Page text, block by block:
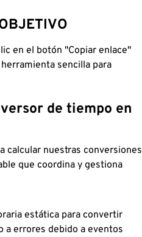
en el botón "Copiar enlace"
sencilla para
de tiempo en
calcular nuestras conversiones
que coordina y gestiona
estática para convertir
a errores debido a eventos